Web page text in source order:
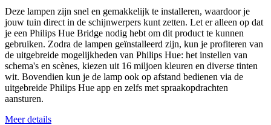
Deze lampen zijn snel en gemakkelijk te installeren, waardoor je
jouw tuin direct in de schijnwerpers kunt zetten. Let er alleen op dat
je een Philips Hue Bridge nodig hebt om dit product te kunnen
gebruiken. Zodra de lampen geïnstalleerd zijn, kun je profiteren van
de uitgebreide mogelijkheden van Philips Hue: het instellen van
schema's en scènes, kiezen uit 16 miljoen kleuren en diverse tinten
wit. Bovendien kun je de lamp ook op afstand bedienen via de
uitgebreide Philips Hue app en zelfs met spraakopdrachten
aansturen.
Meer details